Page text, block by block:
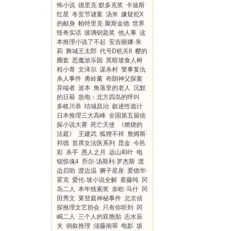
怖小说 德里克·默多克奖 卡迪斯
红星 冬至节谜案 汤米 嫌疑犯X
的献身 帕特里克·聚斯金德 世界
怪奇实话 玻璃钥匙奖 他人事 这
本推理小说了不起 安吉丽娜·朱
莉 舞城王太郎 代号D机关II
樱的
圈套 恶魔游乐园 黑暗坡食人树
程小青 文泽尔 谋杀村 警事复仇
杀人事件 勇岭薰 布朗神父探案
异端者 波本 角落里的老人 沉默
的日晷 急电：北方四岛的呼叫
多岐川恭 结城昌治 叙述性诡计
日本推理三大高峰 全国第五届侦
探小说大赛 死亡天使
《燃烧的
法庭》
王建武 狐狸不祥 詹姆斯·
邦德 首席女法医系列 昆金 今邑
彩 杀手 愚人之月 远山和叶 电
锯惊魂4 乔尔·汤斯利·罗杰斯 渡
边启助 渡边温 狮子星座 爱德华·
霍克 爱伦·坡小说全解 斋藤纯 冈
岛二人 本年线索奖 奈欧·马什 冈
田秀文 莱登庭神秘事件 北京侦
探推理文艺协会 只有你听到
冈
嶋二人 三个人的双胞胎 志水辰
夫 倒叙推理 须藤南翠 电影 坂